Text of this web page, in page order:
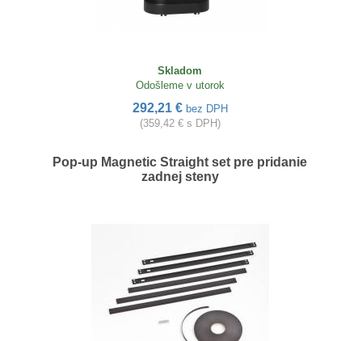
Skladom
Odošleme v utorok
292,21 € bez DPH
(359,42 € s DPH)
Pop-up Magnetic Straight set pre pridanie
zadnej steny